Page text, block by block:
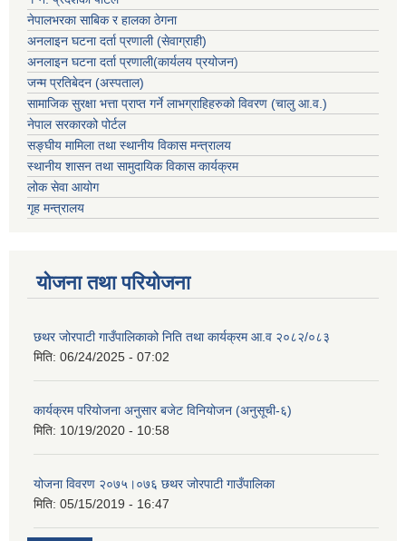
नेपालभरका साबिक र हालका ठेगना
अनलाइन घटना दर्ता प्रणाली (सेवाग्राही)
अनलाइन घटना दर्ता प्रणाली(कार्यलय प्रयोजन)
जन्म प्रतिबेदन (अस्पताल)
सामाजिक सुरक्षा भत्ता प्राप्त गर्ने लाभग्राहिहरुको विवरण (चालु आ.व.)
नेपाल सरकारको पोर्टल
सङ्घीय मामिला तथा स्थानीय विकास मन्त्रालय
स्थानीय शासन तथा सामुदायिक विकास कार्यक्रम
लोक सेवा आयोग
गृह मन्त्रालय
योजना तथा परियोजना
छथर जोरपाटी गाउँपालिकाको निति तथा कार्यक्रम आ.व २०८२/०८३
मिति: 06/24/2025 - 07:02
कार्यक्रम परियोजना अनुसार बजेट विनियोजन (अनुसूची-६)
मिति: 10/19/2020 - 10:58
योजना विवरण २०७५।०७६ छथर जोरपाटी गाउँपालिका
मिति: 05/15/2019 - 16:47